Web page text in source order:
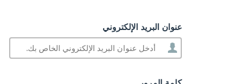
عنوان البريد الإلكتروني